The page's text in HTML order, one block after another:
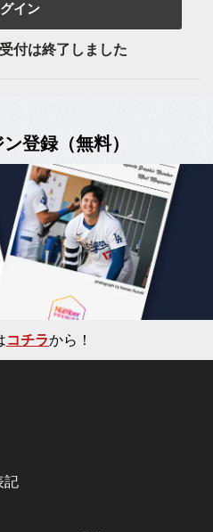
イン
付は終了しました
登録（無料）
コチラから！
記